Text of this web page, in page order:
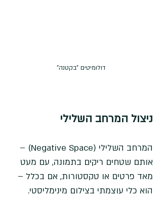
דולומיטים "בקטנה"
ניצול המרחב השלילי
המרחב השלילי (Negative Space) –
אותם שטחים ריקים בתמונה, עם מעט
מאד פרטים או טקסטורות, אם בכלל –
הוא כלי עוצמתי בצילום מינימליסטי.